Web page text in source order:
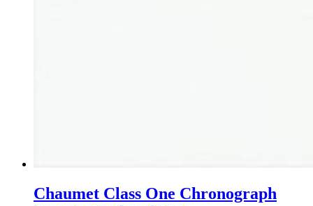
Chaumet Class One Chronograph